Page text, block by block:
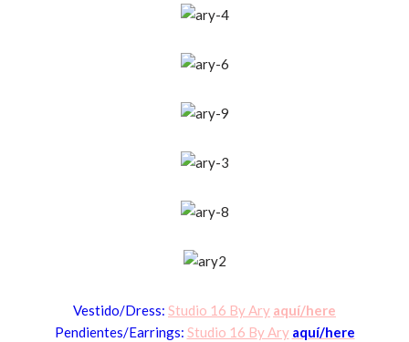
Vestido/Dress: Studio 16 By Ary aquí/here
Pendientes/Earrings: Studio 16 By Ary aquí/here